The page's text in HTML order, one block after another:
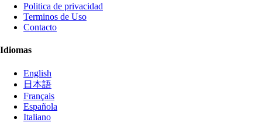
Politica de privacidad
Terminos de Uso
Contacto
Idiomas
English
日本語
Français
Española
Italiano